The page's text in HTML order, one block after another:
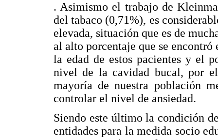
. Asimismo el trabajo de
del tabaco (0,71%), es
elevada, situación que es de
al alto porcentaje que se encontró
la edad de estos pacientes y el
nivel de la cavidad bucal, por
mayoría de nuestra población
controlar el nivel de ansiedad.
Siendo este último la condición
entidades para la medida socio